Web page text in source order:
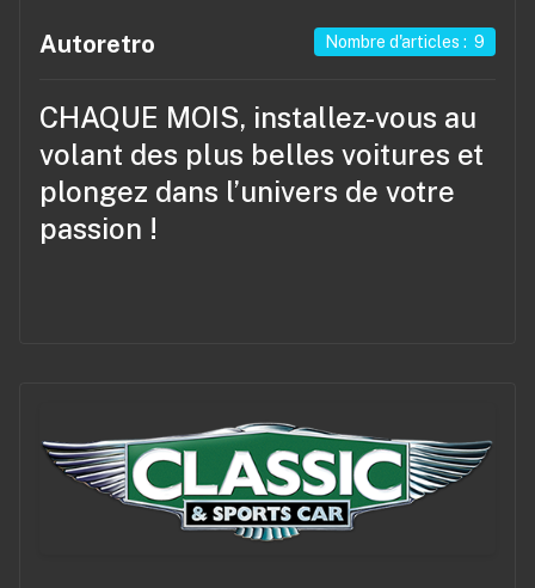
Autoretro Nombre d'articles : 9
CHAQUE MOIS, installez-vous au
volant des plus belles voitures et
plongez dans l’univers de votre
passion !